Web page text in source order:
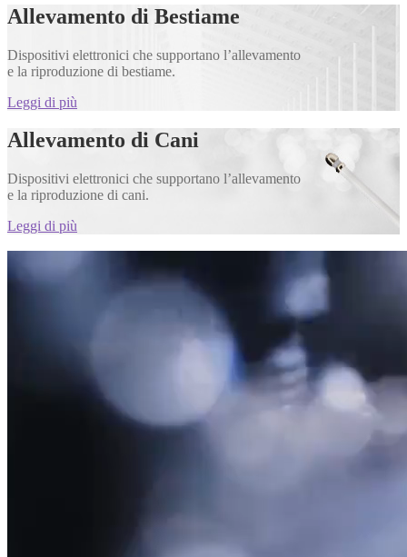
Allevamento di Bestiame
Dispositivi elettronici che supportano l’allevamento
e la riproduzione di bestiame.
Leggi di più
Allevamento di Cani
Dispositivi elettronici che supportano l’allevamento
e la riproduzione di cani.
Leggi di più